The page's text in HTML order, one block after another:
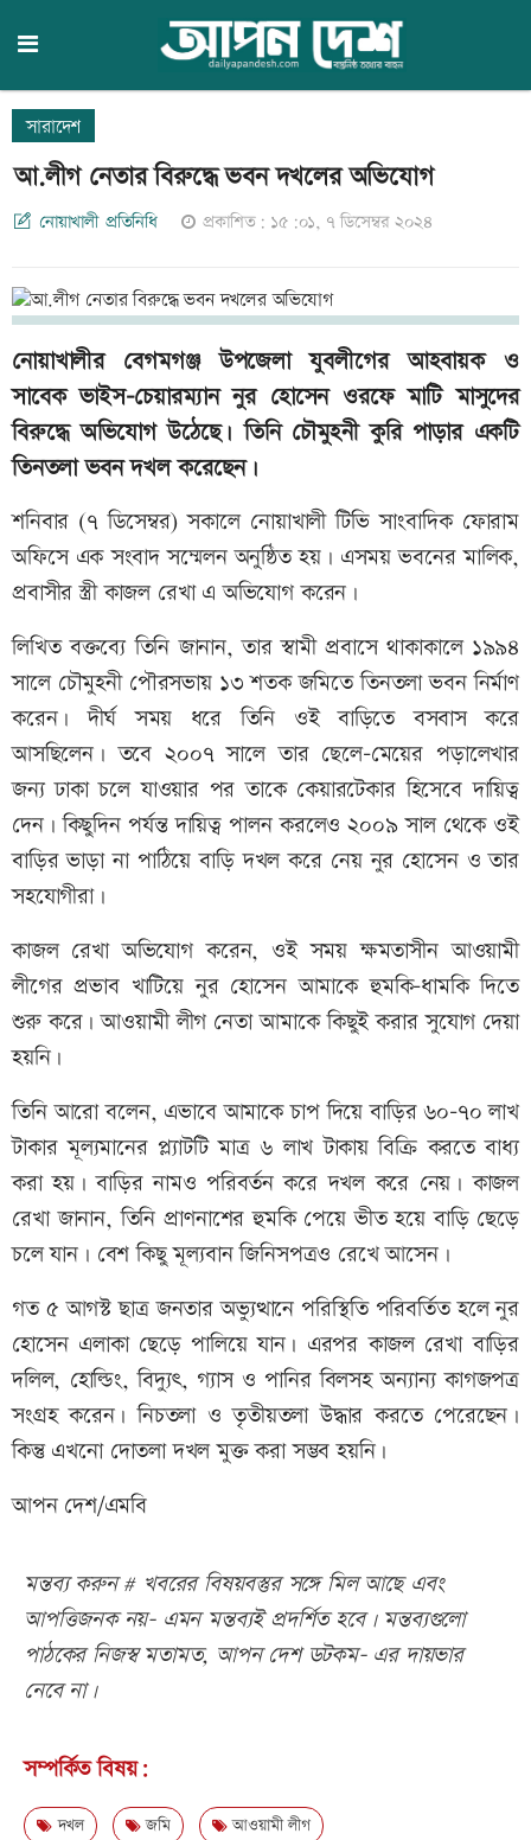
সারাদেশ
আ.লীগ নেতার বিরুদ্ধে ভবন দখলের অভিযোগ
নোয়াখালী প্রতিনিধি প্রকাশিত: ১৫:০১, ৭ ডিসেম্বর ২০২৪
নোয়াখালীর বেগমগঞ্জ উপজেলা যুবলীগের আহবায়ক ও
সাবেক ভাইস-চেয়ারম্যান নুর হোসেন ওরফে মাটি মাসুদের
বিরুদ্ধে অভিযোগ উঠেছে। তিনি চৌমুহনী কুরি পাড়ার একটি
তিনতলা ভবন দখল করেছেন।
শনিবার (৭ ডিসেম্বর) সকালে নোয়াখালী টিভি সাংবাদিক ফোরাম
অফিসে এক সংবাদ সম্মেলন অনুষ্ঠিত হয়। এসময় ভবনের মালিক,
প্রবাসীর স্ত্রী কাজল রেখা এ অভিযোগ করেন।
লিখিত বক্তব্যে তিনি জানান, তার স্বামী প্রবাসে থাকাকালে ১৯৯৪
সালে চৌমুহনী পৌরসভায় ১৩ শতক জমিতে তিনতলা ভবন নির্মাণ
করেন। দীর্ঘ সময় ধরে তিনি ওই বাড়িতে বসবাস করে
আসছিলেন। তবে ২০০৭ সালে তার ছেলে-মেয়ের পড়ালেখার
জন্য ঢাকা চলে যাওয়ার পর তাকে কেয়ারটেকার হিসেবে দায়িত্ব
দেন। কিছুদিন পর্যন্ত দায়িত্ব পালন করলেও ২০০৯ সাল থেকে ওই
বাড়ির ভাড়া না পাঠিয়ে বাড়ি দখল করে নেয় নুর হোসেন ও তার
সহযোগীরা।
কাজল রেখা অভিযোগ করেন, ওই সময় ক্ষমতাসীন আওয়ামী
লীগের প্রভাব খাটিয়ে নুর হোসেন আমাকে হুমকি-ধামকি দিতে
শুরু করে। আওয়ামী লীগ নেতা আমাকে কিছুই করার সুযোগ দেয়া
হয়নি।
তিনি আরো বলেন, এভাবে আমাকে চাপ দিয়ে বাড়ির ৬০-৭০ লাখ
টাকার মূল্যমানের প্ল্যাটটি মাত্র ৬ লাখ টাকায় বিক্রি করতে বাধ্য
করা হয়। বাড়ির নামও পরিবর্তন করে দখল করে নেয়। কাজল
রেখা জানান, তিনি প্রাণনাশের হুমকি পেয়ে ভীত হয়ে বাড়ি ছেড়ে
চলে যান। বেশ কিছু মূল্যবান জিনিসপত্রও রেখে আসেন।
গত ৫ আগস্ট ছাত্র জনতার অভ্যুত্থানে পরিস্থিতি পরিবর্তিত হলে নুর
হোসেন এলাকা ছেড়ে পালিয়ে যান। এরপর কাজল রেখা বাড়ির
দলিল, হোল্ডিং, বিদ্যুৎ, গ্যাস ও পানির বিলসহ অন্যান্য কাগজপত্র
সংগ্রহ করেন। নিচতলা ও তৃতীয়তলা উদ্ধার করতে পেরেছেন।
কিন্তু এখনো দোতলা দখল মুক্ত করা সম্ভব হয়নি।
আপন দেশ/এমবি
মন্তব্য করুন # খবরের বিষয়বস্তুর সঙ্গে মিল আছে এবং
আপত্তিজনক নয়- এমন মন্তব্যই প্রদর্শিত হবে। মন্তব্যগুলো
পাঠকের নিজস্ব মতামত, আপন দেশ ডটকম- এর দায়ভার
নেবে না।
সম্পর্কিত বিষয়:
দখল জমি আওয়ামী লীগ